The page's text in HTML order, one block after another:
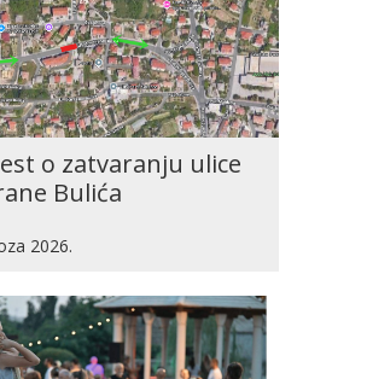
o zatvaranju ulice
Bulića
2026.